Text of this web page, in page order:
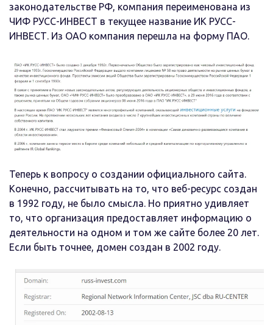
законодательстве РФ, компания переименована из
ЧИФ РУСС-ИНВЕСТ в текущее название ИК РУСС-
ИНВЕСТ. Из ОАО компания перешла на форму ПАО.
Теперь к вопросу о создании официального сайта.
Конечно, рассчитывать на то, что веб-ресурс создан
в 1992 году, не было смысла. Но приятно удивляет
то, что организация предоставляет информацию о
деятельности на одном и том же сайте более 20 лет.
Если быть точнее, домен создан в 2002 году.